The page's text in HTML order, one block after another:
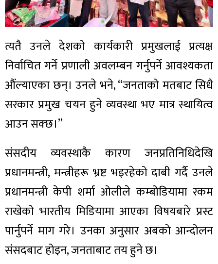
त्यतै उनले देशको कार्यकारी प्रमुखलाई प्रत्यक्ष
निर्वाचित गर्ने प्रणाली अवलम्बन गर्नुपर्ने आवश्यकता
औंल्याएका छन्। उनले भने, “जनताको मतबाट सिधै
सरकार प्रमुख चयन हुने व्यवस्था भए मात्र स्थायित्व
आउन सक्छ।”
संसदीय व्यवस्थाकै कारण जनप्रतिनिधिदेखि
प्रधानमन्त्री, मन्त्रीहरू भ्रष्ट भइरहेको दाबी गर्दै उनले
प्रधानमन्त्री केपी शर्मा ओलीले कम्बोडियामा रकम
राखेको भारतीय मिडियामा आएका विषयबारे प्रस्ट
पार्नुपर्ने माग गरे। उनका अनुसार अबको आन्दोलन
संसदबाट होइन, जनताबाट तय हुने छ।